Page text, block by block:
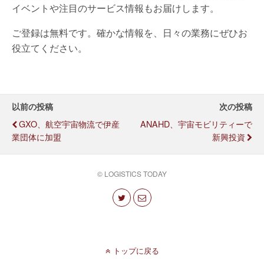
イベントや注目のサービス情報もお届けします。
ご登録は無料です。確かな情報を、日々の業務にぜひお
役立てください。
以前の投稿
GXO、航空宇宙物流で伊産
業団体に加盟
次の投稿
ANAHD、宇宙モビリティーで
新興投資
© LOGISTICS TODAY
トップに戻る